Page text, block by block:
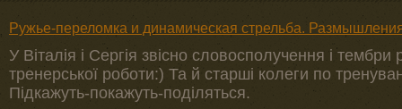
Ружье-переломка и динамическая стрельба.
У Віталія і Сергія звісно словосполучення і тембри
тренерської роботи:) Та й старші колеги по
Підкажуть-покажуть-поділяться.